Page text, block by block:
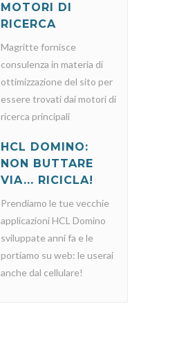
MOTORI DI
RICERCA
Magritte fornisce
consulenza in materia di
ottimizzazione del sito per
essere trovati dai motori di
ricerca principali
HCL DOMINO:
NON BUTTARE
VIA... RICICLA!
Prendiamo le tue vecchie
applicazioni HCL Domino
sviluppate anni fa e le
portiamo su web: le userai
anche dal cellulare!